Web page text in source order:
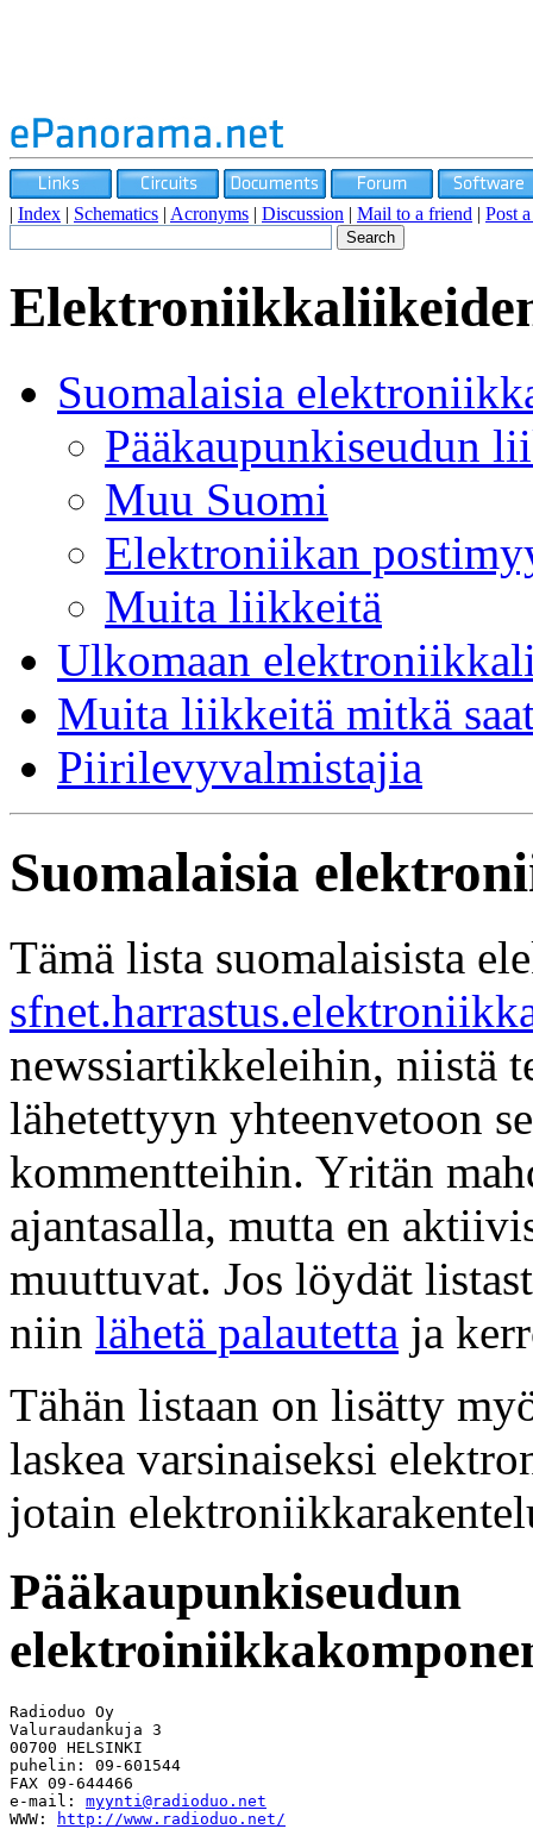
| Index | Schematics | Acronyms | Discussion | Mail to a friend | Post
Suomalaisia
Pääkaupunkiseudun
Muu Suomi
Elektroniikan
Muita liikkeitä
Ulkomaan
Muita liikkeitä mitkä
Piirilevyvalmistajia
Suomalaisia
Tämä lista suomalaisista
newssiartikkeleihin, niistä
lähetettyyn yhteenvetoon
kommentteihin. Yritän
ajantasalla, mutta en
muuttuvat. Jos löydät
niin lähetä palautetta ja
Tähän listaan on lisätty
laskea varsinaiseksi
jotain
Pääkaupunkiseudun
Radioduo Oy
Valuraudankuja 3
00700 HELSINKI
puhelin: 09-601544
FAX 09-644466
e-mail: myynti@radioduo.net
WWW:
http://www.radioduo.net/